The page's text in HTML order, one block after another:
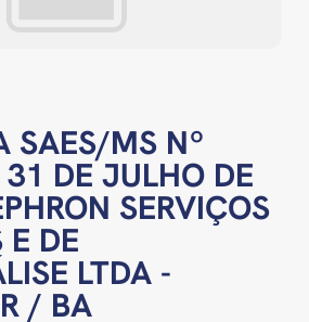
SAES/MS Nº
DE JULHO DE
SERVIÇOS
E DE
LTDA -
/ BA